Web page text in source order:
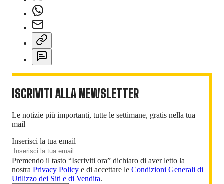
ISCRIVITI ALLA NEWSLETTER
Le notizie più importanti, tutte le settimane, gratis nella tua
mail
Inserisci la tua email
Premendo il tasto “Iscriviti ora” dichiaro di aver letto la
nostra Privacy Policy e di accettare le Condizioni Generali di
Utilizzo dei Siti e di Vendita.